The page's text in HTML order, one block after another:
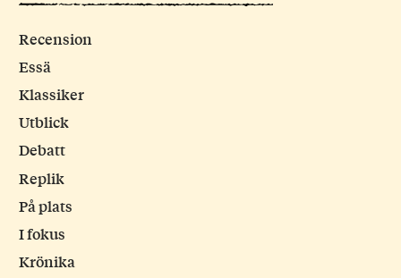
Recension
Essä
Klassiker
Utblick
Debatt
Replik
På plats
I fokus
Krönika